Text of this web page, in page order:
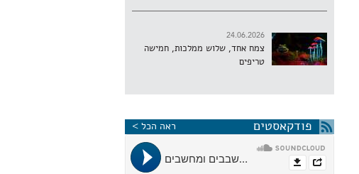
24.06.2026
צמח אחד, שלוש ממלכות, חמישה
טריפים
פודקאסטים ראה הכל >